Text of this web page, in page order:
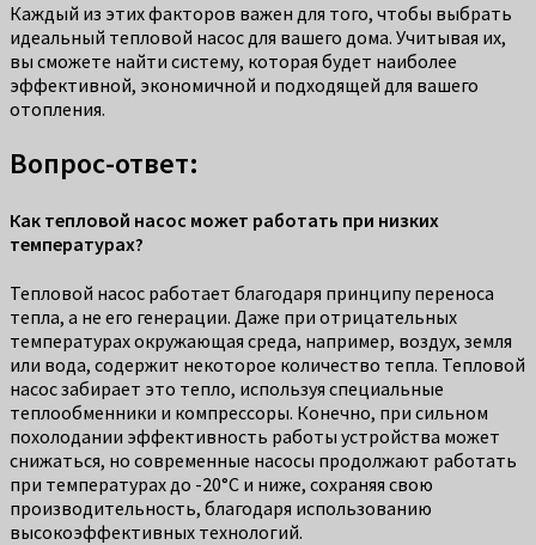
Каждый из этих факторов важен для того, чтобы выбрать
идеальный тепловой насос для вашего дома. Учитывая их,
вы сможете найти систему, которая будет наиболее
эффективной, экономичной и подходящей для вашего
отопления.
Вопрос-ответ:
Как тепловой насос может работать при низких
температурах?
Тепловой насос работает благодаря принципу переноса
тепла, а не его генерации. Даже при отрицательных
температурах окружающая среда, например, воздух, земля
или вода, содержит некоторое количество тепла. Тепловой
насос забирает это тепло, используя специальные
теплообменники и компрессоры. Конечно, при сильном
похолодании эффективность работы устройства может
снижаться, но современные насосы продолжают работать
при температурах до -20°C и ниже, сохраняя свою
производительность, благодаря использованию
высокоэффективных технологий.